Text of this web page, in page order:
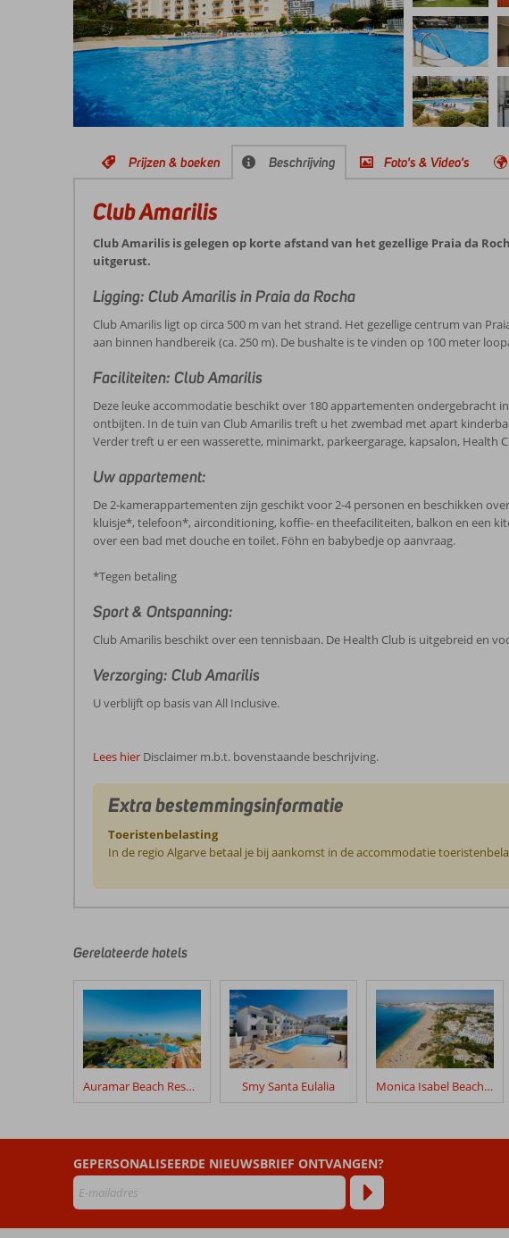
Prijzen & boeken Beschrijving Foto's & Video's
Club Amarilis
Club Amarilis is gelegen op korte afstand van het gezellige Praia da
uitgerust.
Ligging: Club Amarilis in Praia da Rocha
Club Amarilis ligt op circa 500 m van het strand. Het gezellige centrum van
aan binnen handbereik (ca. 250 m). De bushalte is te vinden op 100 meter
Faciliteiten: Club Amarilis
Deze leuke accommodatie beschikt over 180 appartementen ondergebracht
ontbijten. In de tuin van Club Amarilis treft u het zwembad met apart
Verder treft u er een wasserette, minimarkt, parkeergarage, kapsalon,
Uw appartement:
De 2-kamerappartementen zijn geschikt voor 2-4 personen en beschikken
kluisje*, telefoon*, airconditioning, koffie- en theefaciliteiten, balkon en een
over een bad met douche en toilet. Föhn en babybedje op aanvraag.
*Tegen betaling
Sport & Ontspanning:
Club Amarilis beschikt over een tennisbaan. De Health Club is uitgebreid en
Verzorging: Club Amarilis
U verblijft op basis van All Inclusive.
Lees hier Disclaimer m.b.t. bovenstaande beschrijving.
Extra bestemmingsinformatie
Toeristenbelasting
In de regio Algarve betaal je bij aankomst in de accommodatie
door
klanten
geschreven
na
hun
verblijf
Club
Beoordelingen
die
ouder
zijn
dan
Gerelateerde hotels
Auramar Beach Resort Smy Santa Eulalia Monica Isabel Beach Club
GEPERSONALISEERDE NIEUWSBRIEF ONTVANGEN?